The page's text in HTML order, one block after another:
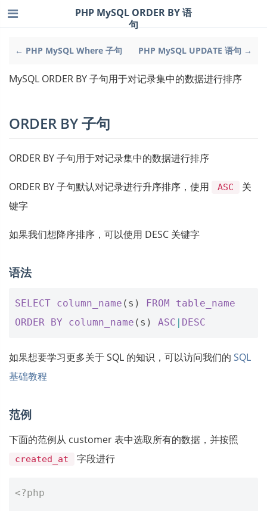
← PHP MySQL Where 子句 PHP MySQL UPDATE 语句 →
PHP MySQL ORDER BY 语
句
MySQL ORDER BY 子句用于对记录集中的数据进行排序
ORDER BY 子句
ORDER BY 子句用于对记录集中的数据进行排序
ORDER BY 子句默认对记录进行升序排序，使用 ASC
关
键字
如果我们想降序排序，可以使用 DESC 关键字
语法
SELECT column_name ( s ) FROM
table_name
ORDER BY column_name ( s ) ASC | DESC
如果想要学习更多关于 SQL 的知识，可以访问我们的 SQL
基础教程
范例
下面的范例从 customer 表中选取所有的数据，并按照
created_at 字段进行
<?php